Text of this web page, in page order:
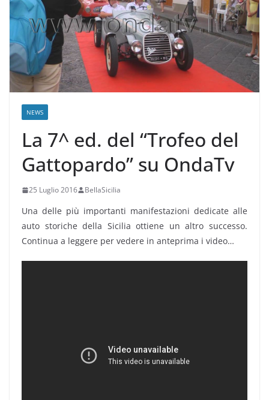
NEWS
La 7^ ed. del “Trofeo del
Gattopardo” su OndaTv
25 Luglio 2016 BellaSicilia
Una delle più importanti manifestazioni dedicate alle
auto storiche della Sicilia ottiene un altro successo.
Continua a leggere per vedere in anteprima i video…